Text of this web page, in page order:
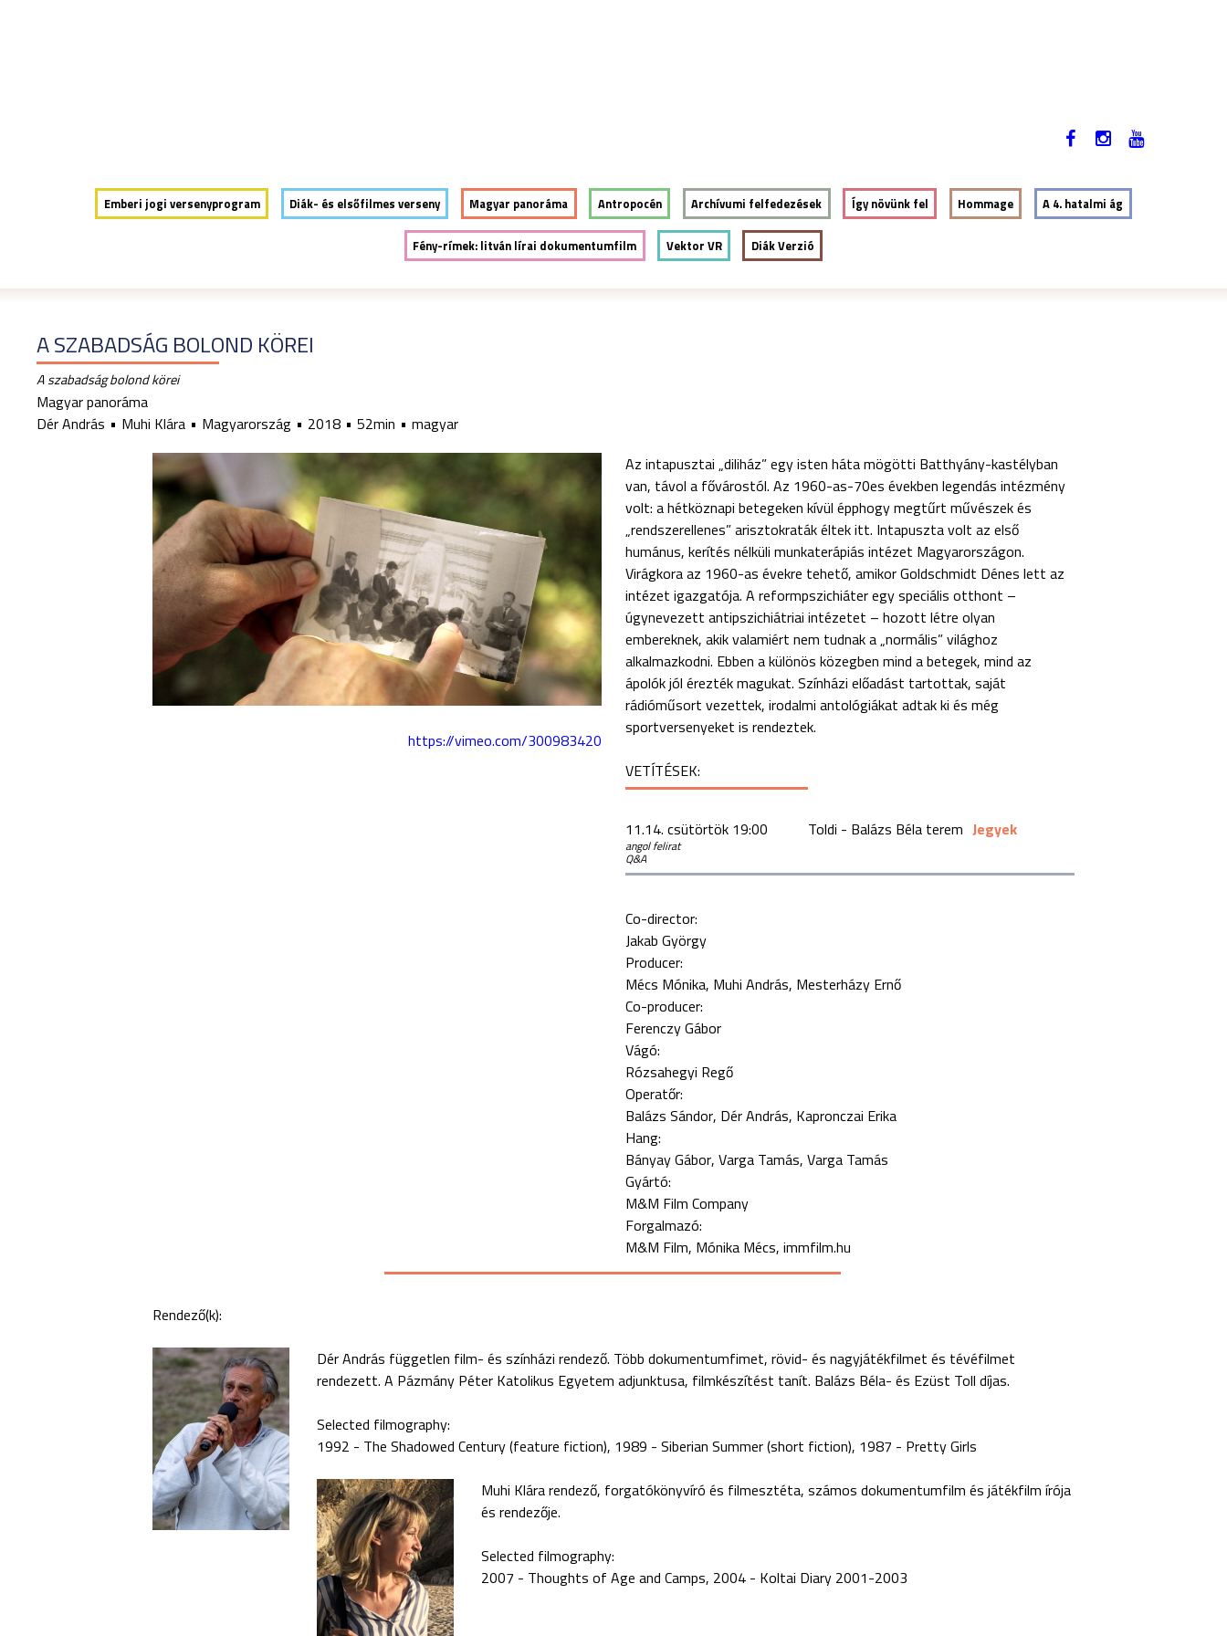
Emberi jogi versenyprogram Diák- és elsőfilmes verseny Magyar panoráma Antropocén Archívumi felfedezések Így növünk fel Hommage A 4. hatalmi ág
Fény-rímek: litván lírai dokumentumfilm Vektor VR Diák Verzió
A SZABADSÁG BOLOND KÖREI
A szabadság bolond körei
Magyar panoráma
Dér András
Muhi Klára Magyarország 2018 52min magyar
https://vimeo.com/300983420
Az intapusztai „diliház” egy isten háta mögötti Batthyány-kastélyban
van, távol a fővárostól. Az 1960-as-70es években legendás intézmény
volt: a hétköznapi betegeken kívül épphogy megtűrt művészek és
„rendszerellenes” arisztokraták éltek itt. Intapuszta volt az első
humánus, kerítés nélküli munkaterápiás intézet Magyarországon.
Virágkora az 1960-as évekre tehető, amikor Goldschmidt Dénes lett az
intézet igazgatója. A reformpszichiáter egy speciális otthont –
úgynevezett antipszichiátriai intézetet – hozott létre olyan
embereknek, akik valamiért nem tudnak a „normális” világhoz
alkalmazkodni. Ebben a különös közegben mind a betegek, mind az
ápolók jól érezték magukat. Színházi előadást tartottak, saját
rádióműsort vezettek, irodalmi antológiákat adtak ki és még
sportversenyeket is rendeztek.
VETÍTÉSEK:
11.14. csütörtök 19:00 Toldi - Balázs Béla terem Jegyek
angol felirat
Q&A
Co-director:
Jakab György
Producer:
Mécs Mónika Muhi András Mesterházy Ernő
Co-producer:
Ferenczy Gábor
Vágó:
Rózsahegyi Regő
Operatőr:
Balázs Sándor Dér András Kapronczai Erika
Hang:
Bányay Gábor Varga Tamás Varga Tamás
Gyártó:
M&M Film Company
Forgalmazó:
M&M Film, Mónika Mécs, immfilm.hu
Rendező(k):
Dér András független film- és színházi rendező. Több dokumentumfimet, rövid- és nagyjátékfilmet és tévéfilmet
rendezett. A Pázmány Péter Katolikus Egyetem adjunktusa, filmkészítést tanít. Balázs Béla- és Ezüst Toll díjas.
Selected filmography:
1992 - The Shadowed Century (feature fiction) 1989 - Siberian Summer (short fiction) 1987 - Pretty Girls
Muhi Klára rendező, forgatókönyvíró és filmesztéta, számos dokumentumfilm és játékfilm írója
és rendezője.
Selected filmography:
2007 - Thoughts of Age and Camps 2004 - Koltai Diary 2001-2003